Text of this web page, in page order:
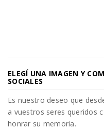
ELEGÍ UNA IMAGEN Y
SOCIALES
Es nuestro deseo que
a vuestros seres queridos
honrar su memoria.